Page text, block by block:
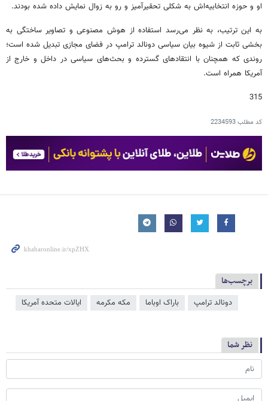
او و حوزه انتخابیه‌اش به شکلی تحقیرآمیز و رو به زوال نمایش داده شده بودند.
به این ترتیب، به نظر می‌رسد استفاده از هوش مصنوعی و تصاویر ساختگی به
بخشی ثابت از شیوه بیان سیاسی دونالد ترامپ در فضای مجازی تبدیل شده است؛
روندی که همچنان با انتقادهای گسترده و بحث‌های سیاسی در داخل و خارج از
آمریکا همراه است.
315
کد مطلب2234593
برچسب‌ها
دونالد ترامپ باراک اوباما مکه مکرمه ایالات متحده آمریکا
نظر شما